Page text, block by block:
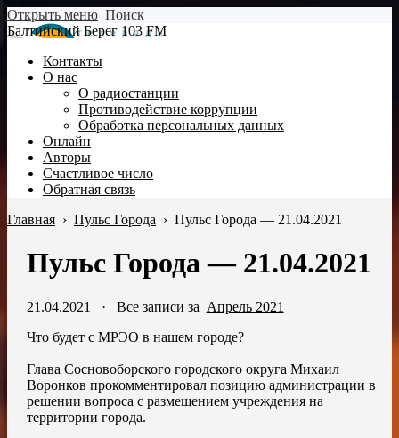
Открыть меню Поиск
Балтийский Берег 103 FM
Контакты
О нас
О радиостанции
Противодействие коррупции
Обработка персональных данных
Онлайн
Авторы
Счастливое число
Обратная связь
Главная › Пульс Города › Пульс Города — 21.04.2021
Пульс Города — 21.04.2021
21.04.2021 · Все записи за Апрель 2021
Что будет с МРЭО в нашем городе?
Глава Сосновоборского городского округа Михаил
Воронков прокомментировал позицию администрации в
решении вопроса с размещением учреждения на
территории города.